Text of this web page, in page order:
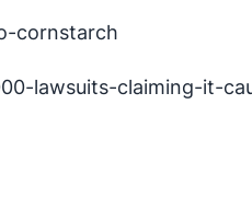
cornstarch
lawsuits-claiming-it-